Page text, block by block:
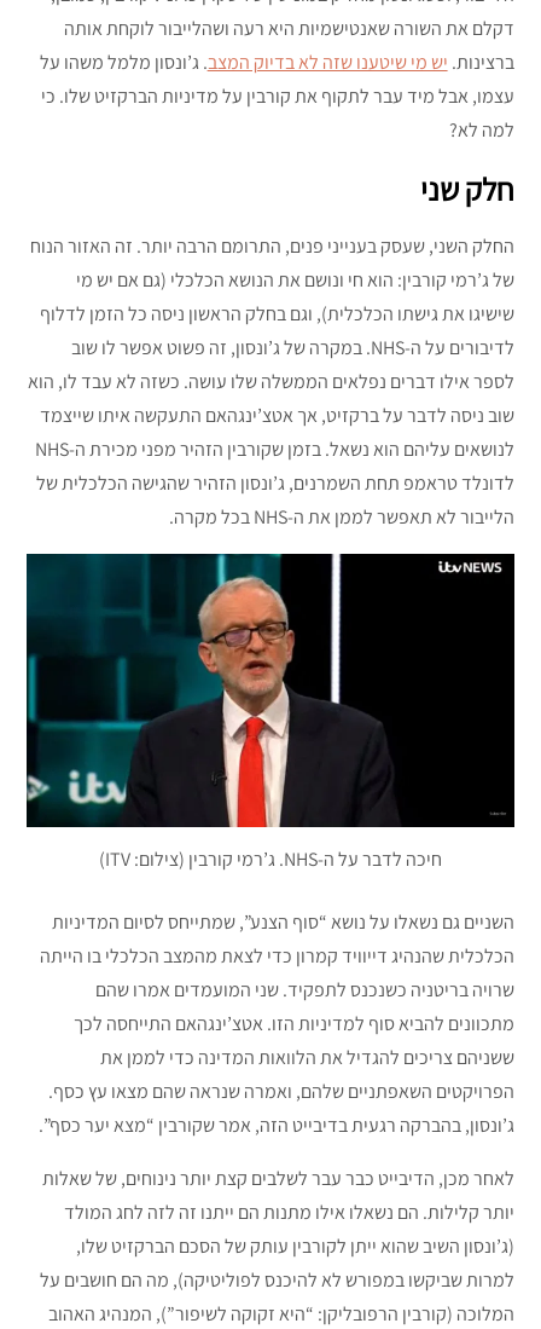
דקלם את השורה שאנטישמיות היא רעה ושהלייבור לוקחת אותה
ברצינות. יש מי שיטענו שזה לא בדיוק המצב. ג’ונסון מלמל משהו על
עצמו, אבל מיד עבר לתקוף את קורבין על מדיניות הברקזיט שלו. כי
למה לא?
חלק שני
החלק השני, שעסק בענייני פנים, התרומם הרבה יותר. זה האזור הנוח
של ג’רמי קורבין: הוא חי ונושם את הנושא הכלכלי (גם אם יש מי
שישיגו את גישתו הכלכלית), וגם בחלק הראשון ניסה כל הזמן לדלוף
לדיבורים על ה-NHS. במקרה של ג’ונסון, זה פשוט אפשר לו שוב
לספר אילו דברים נפלאים הממשלה שלו עושה. כשזה לא עבד לו, הוא
שוב ניסה לדבר על ברקזיט, אך אטצ’ינגהאם התעקשה איתו שייצמד
לנושאים עליהם הוא נשאל. בזמן שקורבין הזהיר מפני מכירת ה-NHS
לדונלד טראמפ תחת השמרנים, ג’ונסון הזהיר שהגישה הכלכלית של
הלייבור לא תאפשר לממן את ה-NHS בכל מקרה.
חיכה לדבר על ה-NHS. ג’רמי קורבין (צילום: ITV)
השניים גם נשאלו על נושא “סוף הצנע”, שמתייחס לסיום המדיניות
הכלכלית שהנהיג דייוויד קמרון כדי לצאת מהמצב הכלכלי בו הייתה
שרויה בריטניה כשנכנס לתפקיד. שני המועמדים אמרו שהם
מתכוונים להביא סוף למדיניות הזו. אטצ’ינגהאם התייחסה לכך
ששניהם צריכים להגדיל את הלוואות המדינה כדי לממן את
הפרויקטים השאפתניים שלהם, ואמרה שנראה שהם מצאו עץ כסף.
ג’ונסון, בהברקה רגעית בדיבייט הזה, אמר שקורבין “מצא יער כסף”.
לאחר מכן, הדיבייט כבר עבר לשלבים קצת יותר נינוחים, של שאלות
יותר קלילות. הם נשאלו אילו מתנות הם ייתנו זה לזה לחג המולד
(ג’ונסון השיב שהוא ייתן לקורבין עותק של הסכם הברקזיט שלו,
למרות שביקשו במפורש לא להיכנס לפוליטיקה), מה הם חושבים על
המלוכה (קורבין הרפובליקן: “היא זקוקה לשיפור”), המנהיג האהוב